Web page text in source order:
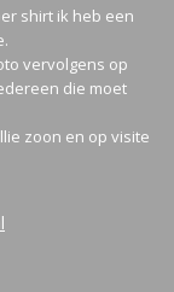
shirt ik heb een
vervolgens op
die moet
zoon en op visite